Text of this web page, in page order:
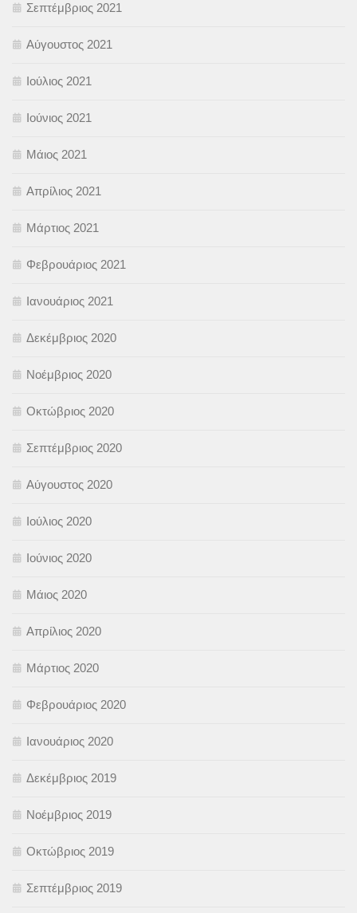
Σεπτέμβριος 2021
Αύγουστος 2021
Ιούλιος 2021
Ιούνιος 2021
Μάιος 2021
Απρίλιος 2021
Μάρτιος 2021
Φεβρουάριος 2021
Ιανουάριος 2021
Δεκέμβριος 2020
Νοέμβριος 2020
Οκτώβριος 2020
Σεπτέμβριος 2020
Αύγουστος 2020
Ιούλιος 2020
Ιούνιος 2020
Μάιος 2020
Απρίλιος 2020
Μάρτιος 2020
Φεβρουάριος 2020
Ιανουάριος 2020
Δεκέμβριος 2019
Νοέμβριος 2019
Οκτώβριος 2019
Σεπτέμβριος 2019